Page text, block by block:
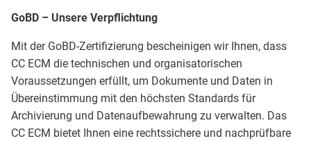
GoBD – Unsere Verpflichtung
Mit der GoBD-Zertifizierung bescheinigen wir Ihnen, dass
CC ECM die technischen und organisatorischen
Voraussetzungen erfüllt, um Dokumente und Daten in
Übereinstimmung mit den höchsten Standards für
Archivierung und Datenaufbewahrung zu verwalten. Das
CC ECM bietet Ihnen eine rechtssichere und nachprüfbare